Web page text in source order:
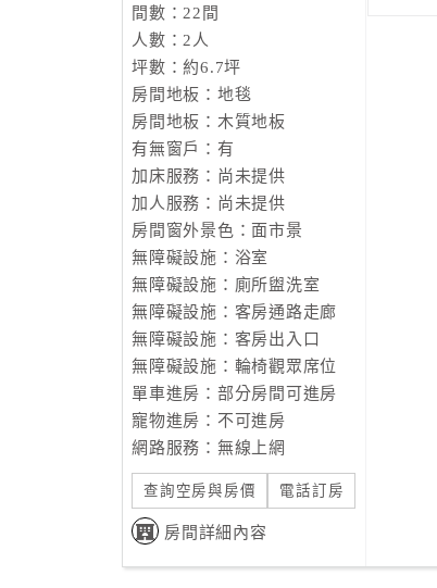
間數：22間
人數：2人
坪數：約6.7坪
房間地板：地毯
房間地板：木質地板
有無窗戶：有
加床服務：尚未提供
加人服務：尚未提供
房間窗外景色：面市景
無障礙設施：浴室
無障礙設施：廁所盥洗室
無障礙設施：客房通路走廊
無障礙設施：客房出入口
無障礙設施：輪椅觀眾席位
單車進房：部分房間可進房
寵物進房：不可進房
網路服務：無線上網
查詢空房與房價 電話訂房
房間詳細內容